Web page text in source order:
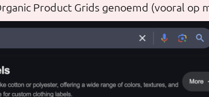
Product Grids genoemd (vooral op